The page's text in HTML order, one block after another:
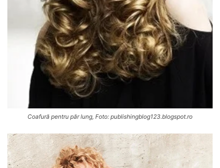
Coafură pentru păr lung, Foto: publishingblog123.blogspot.ro